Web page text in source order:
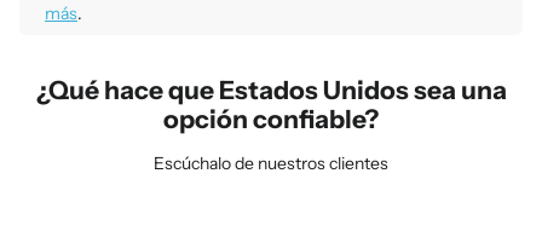
más.
¿Qué hace que Estados Unidos sea una
opción confiable?
Escúchalo de nuestros clientes